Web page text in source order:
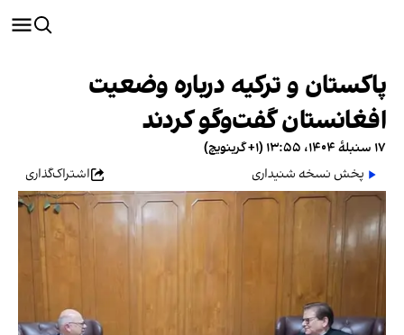
پاکستان و ترکیه درباره وضعیت
افغانستان گفت‌و‌گو کردند
۱۷ سنبلهٔ ۱۴۰۴، ۱۳:۵۵ (‎+۱ گرینویچ)
پخش نسخه شنیداری
اشتراک‌گذاری